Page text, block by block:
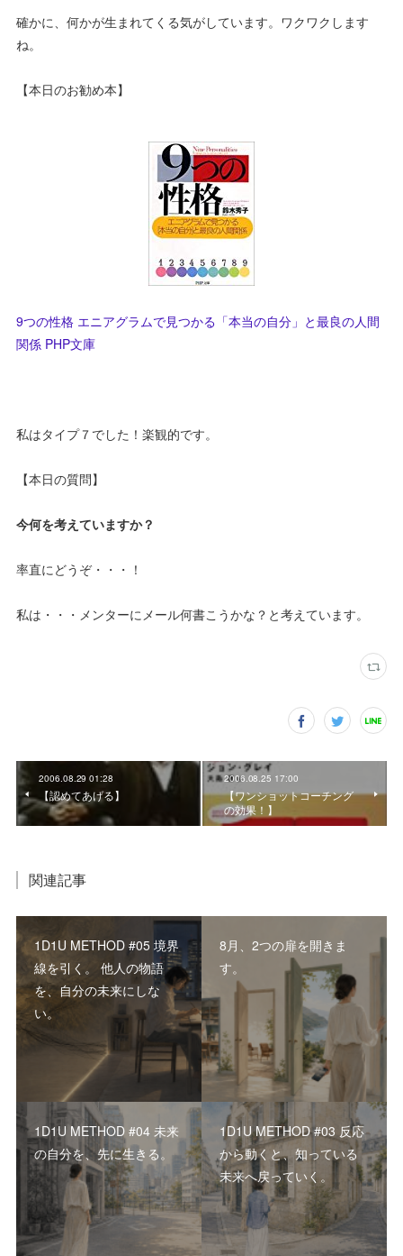
確かに、何かが生まれてくる気がしています。ワクワクします
ね。
【本日のお勧め本】
9つの性格 エニアグラムで見つかる「本当の自分」と最良の人間
関係 PHP文庫
私はタイプ７でした！楽観的です。
【本日の質問】
今何を考えていますか？
率直にどうぞ・・・！
私は・・・メンターにメール何書こうかな？と考えています。
2006.08.29 01:28
【認めてあげる】
2006.08.25 17:00
【ワンショットコーチング
の効果！】
関連記事
1D1U METHOD #05 境界
線を引く。 他人の物語
を、自分の未来にしな
い。
8月、2つの扉を開きま
す。
1D1U METHOD #04 未来
の自分を、先に生きる。
1D1U METHOD #03 反応
から動くと、知っている
未来へ戻っていく。